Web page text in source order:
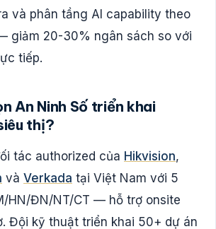
và phân tầng AI capability theo
giảm 20-30% ngân sách so với
tiếp.
An Ninh Số triển khai
thị?
tác authorized của Hikvision,
và Verkada tại Việt Nam với 5
HN/ĐN/NT/CT — hỗ trợ onsite
Đội kỹ thuật triển khai 50+ dự án